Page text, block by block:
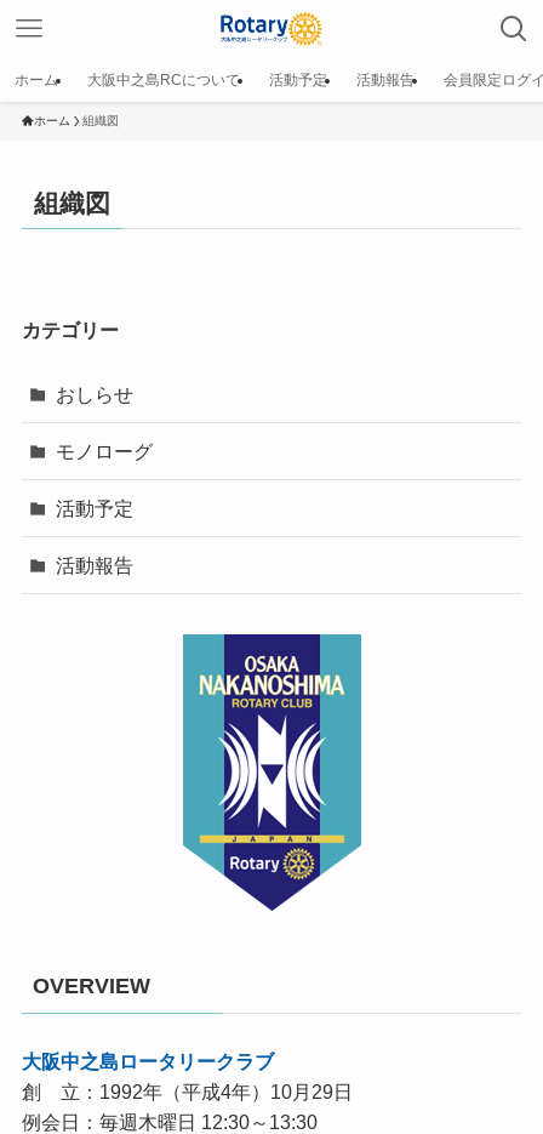
ホーム 大阪中之島RCについて 活動予定 活動報告 会員限定ログ
ホーム 組織図
組織図
カテゴリー
おしらせ
モノローグ
活動予定
活動報告
OVERVIEW
大阪中之島ロータリークラブ
創 立：1992年（平成4年）10月29日
例会日：毎週木曜日 12:30～13:30